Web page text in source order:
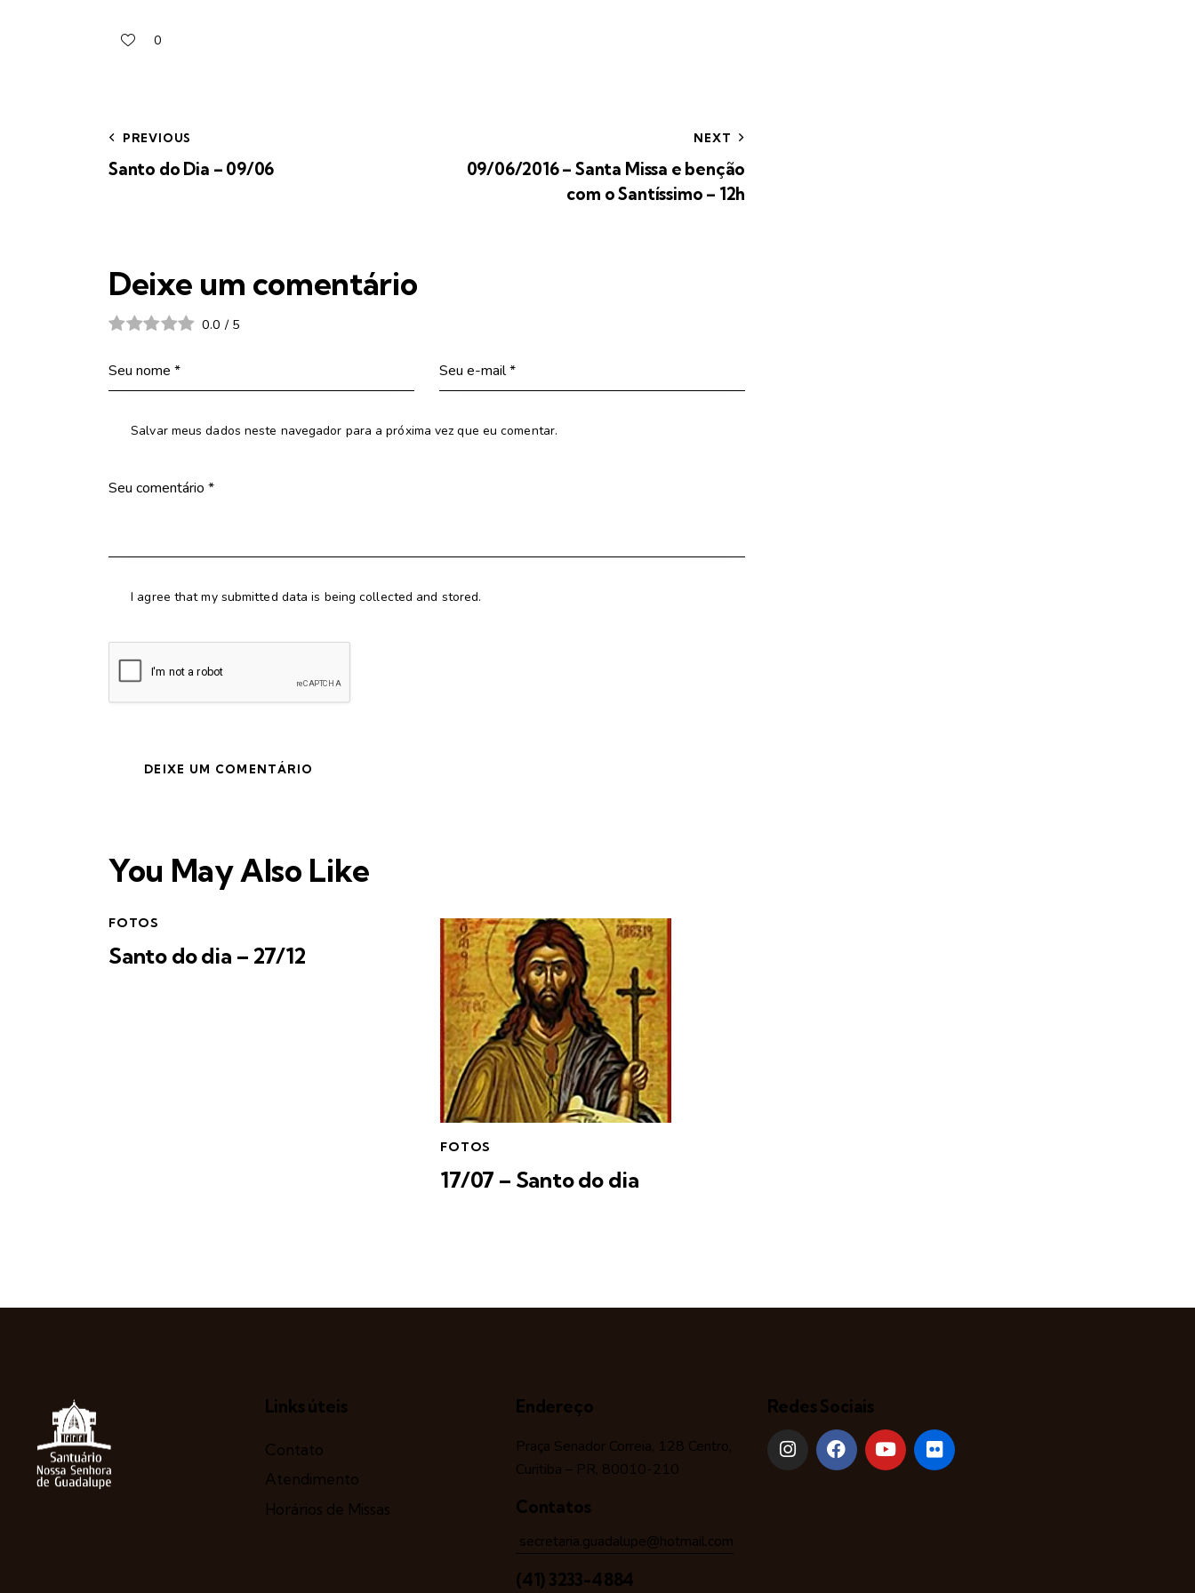
0
PREVIOUS
Santo do Dia – 09/06
NEXT
09/06/2016 – Santa Missa e benção
com o Santíssimo – 12h
Deixe um comentário
0.0 / 5
Salvar meus dados neste navegador para a próxima vez que eu comentar.
I agree that my submitted data is being collected and stored.
You May Also Like
FOTOS
Santo do dia – 27/12
FOTOS
17/07 – Santo do dia
Links úteis
Contato
Atendimento
Horários de Missas
Endereço
Praça Senador Correia, 128 Centro,
Curitiba – PR, 80010-210
Contatos
secretaria.guadalupe@hotmail.com
(41) 3233-4884
Redes Sociais